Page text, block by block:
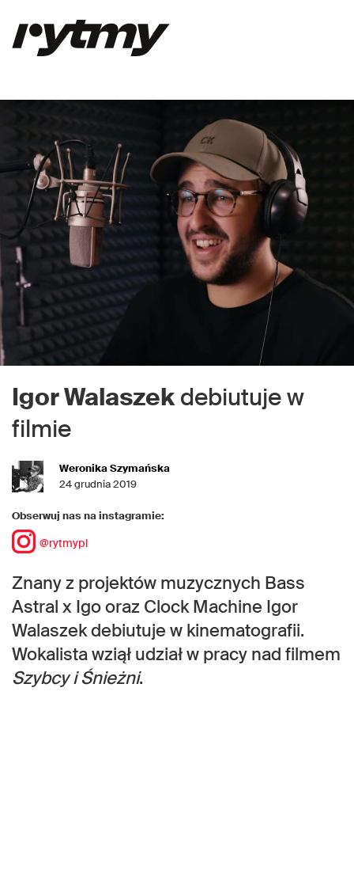
Igor Walaszekdebiutuje w
filmie
Weronika Szymańska
24 grudnia 2019
Obserwuj nas na instagramie:
@rytmypl
Znany z projektów muzycznych Bass
Astral x Igo oraz Clock Machine Igor
Walaszek debiutuje w kinematografii.
Wokalista wziął udział w pracy nad filmem
Szybcy i Śnieżni.